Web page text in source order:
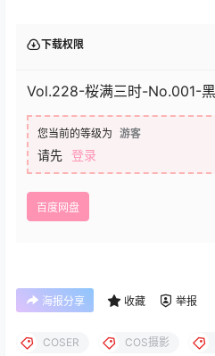
下载权限
Vol.228-桜满三时-No.001-
您当前的等级为 游客
请先 登录
百度网盘
海报分享 收藏 举报
COSER COS摄影